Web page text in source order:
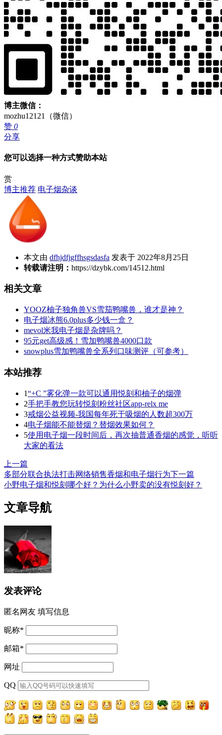
博主微信：
mozhu12121（微信）
赞 0
分享
您可以选择一种方式赞助本站
赏
博主推荐 电子烟杂谈
本文由 dfhjdfjgffhsgsdasfa 发表于 2022年8月25日
转载请注明： https://dzybk.com/14512.html
相关文章
YOOZ柚子独角兽VS雪茄鸭嘴兽，谁才是神？
电子烟冰熊6.0plus多少钱一盒？
mevol米我电子烟是杂牌吗？
95元get高级感！雪加鸭嘴兽4000口款
snowplus雪加鸭嘴兽全系列口味测评（可参考）
本站推荐
1“+C ”雾化弹一款可以通用悦刻和柚子的烟弹
2手把手教您玩转悦刻粉丝社区app-relx me
3戒烟公益视频-我国每年死于吸烟的人数超300万
4电子烟能不能替烟？替烟效果如何？
5使用电子烟一段时间后，再次抽普通香烟的感觉，听听
大家的看法
上一篇
多部分联合执法打击网络销售香烟和电子烟行为下一篇
小野电子烟和悦刻哪个好？为什么小野卖的没有悦刻好？
文章导航
发表评论
匿名网友 填写信息
昵称*
邮箱*
网址
QQ